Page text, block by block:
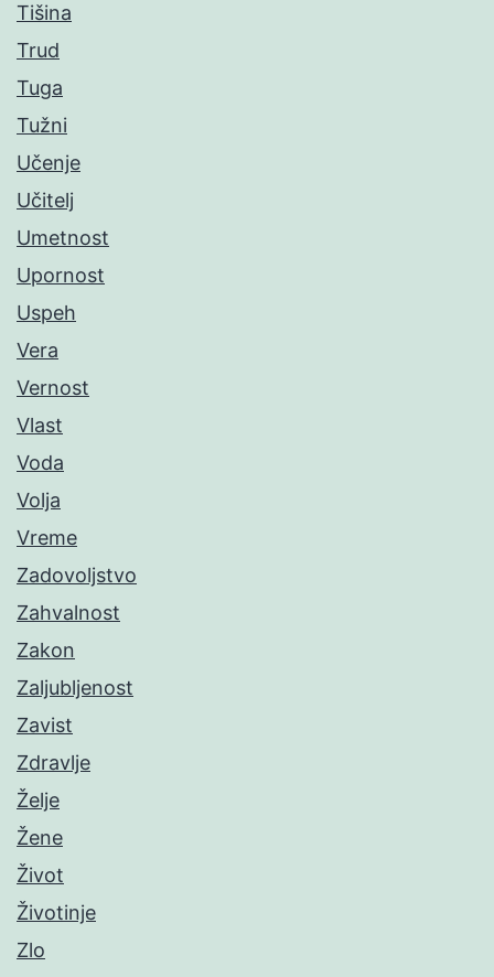
Tišina
Trud
Tuga
Tužni
Učenje
Učitelj
Umetnost
Upornost
Uspeh
Vera
Vernost
Vlast
Voda
Volja
Vreme
Zadovoljstvo
Zahvalnost
Zakon
Zaljubljenost
Zavist
Zdravlje
Želje
Žene
Život
Životinje
Zlo